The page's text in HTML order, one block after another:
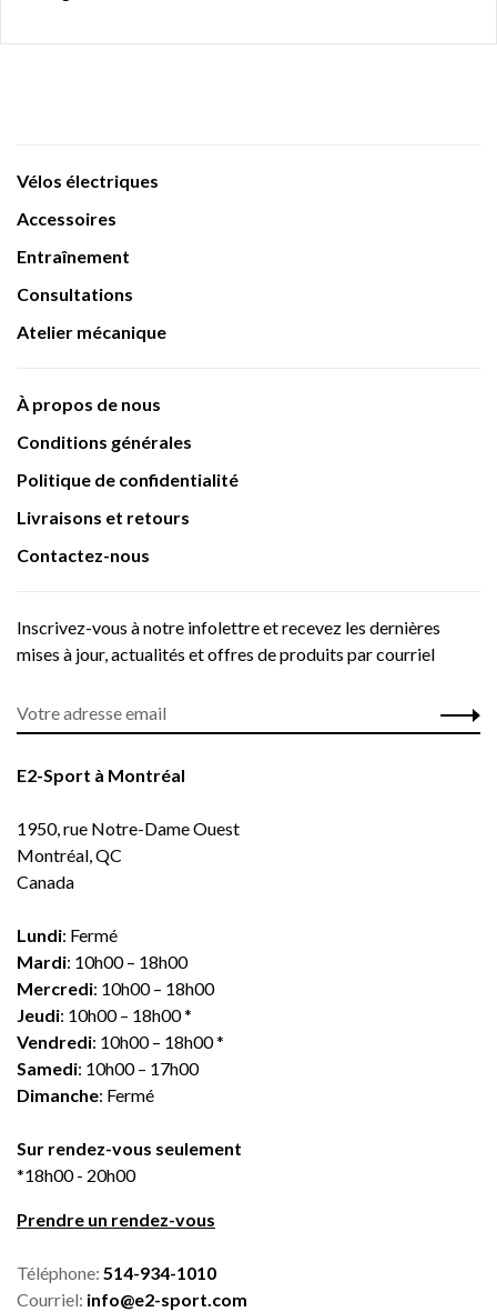
Vélos électriques
Accessoires
Entraînement
Consultations
Atelier mécanique
À propos de nous
Conditions générales
Politique de confidentialité
Livraisons et retours
Contactez-nous
Inscrivez-vous à notre infolettre et recevez les dernières
mises à jour, actualités et offres de produits par courriel
E2-Sport à Montréal
1950, rue Notre-Dame Ouest
Montréal, QC
Canada
Lundi: Fermé
Mardi: 10h00 – 18h00
Mercredi: 10h00 – 18h00
Jeudi: 10h00 – 18h00 *
Vendredi: 10h00 – 18h00 *
Samedi: 10h00 – 17h00
Dimanche: Fermé
Sur rendez-vous seulement
*18h00 - 20h00
Prendre un rendez-vous
Téléphone: 514-934-1010
Courriel: info@e2-sport.com